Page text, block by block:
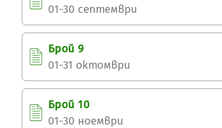
01-30 септември
Брой 9
01-31 октомври
Брой 10
01-30 ноември